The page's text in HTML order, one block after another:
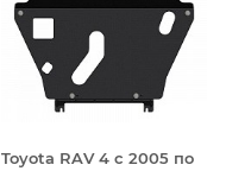
Toyota RAV 4 с 2005 по